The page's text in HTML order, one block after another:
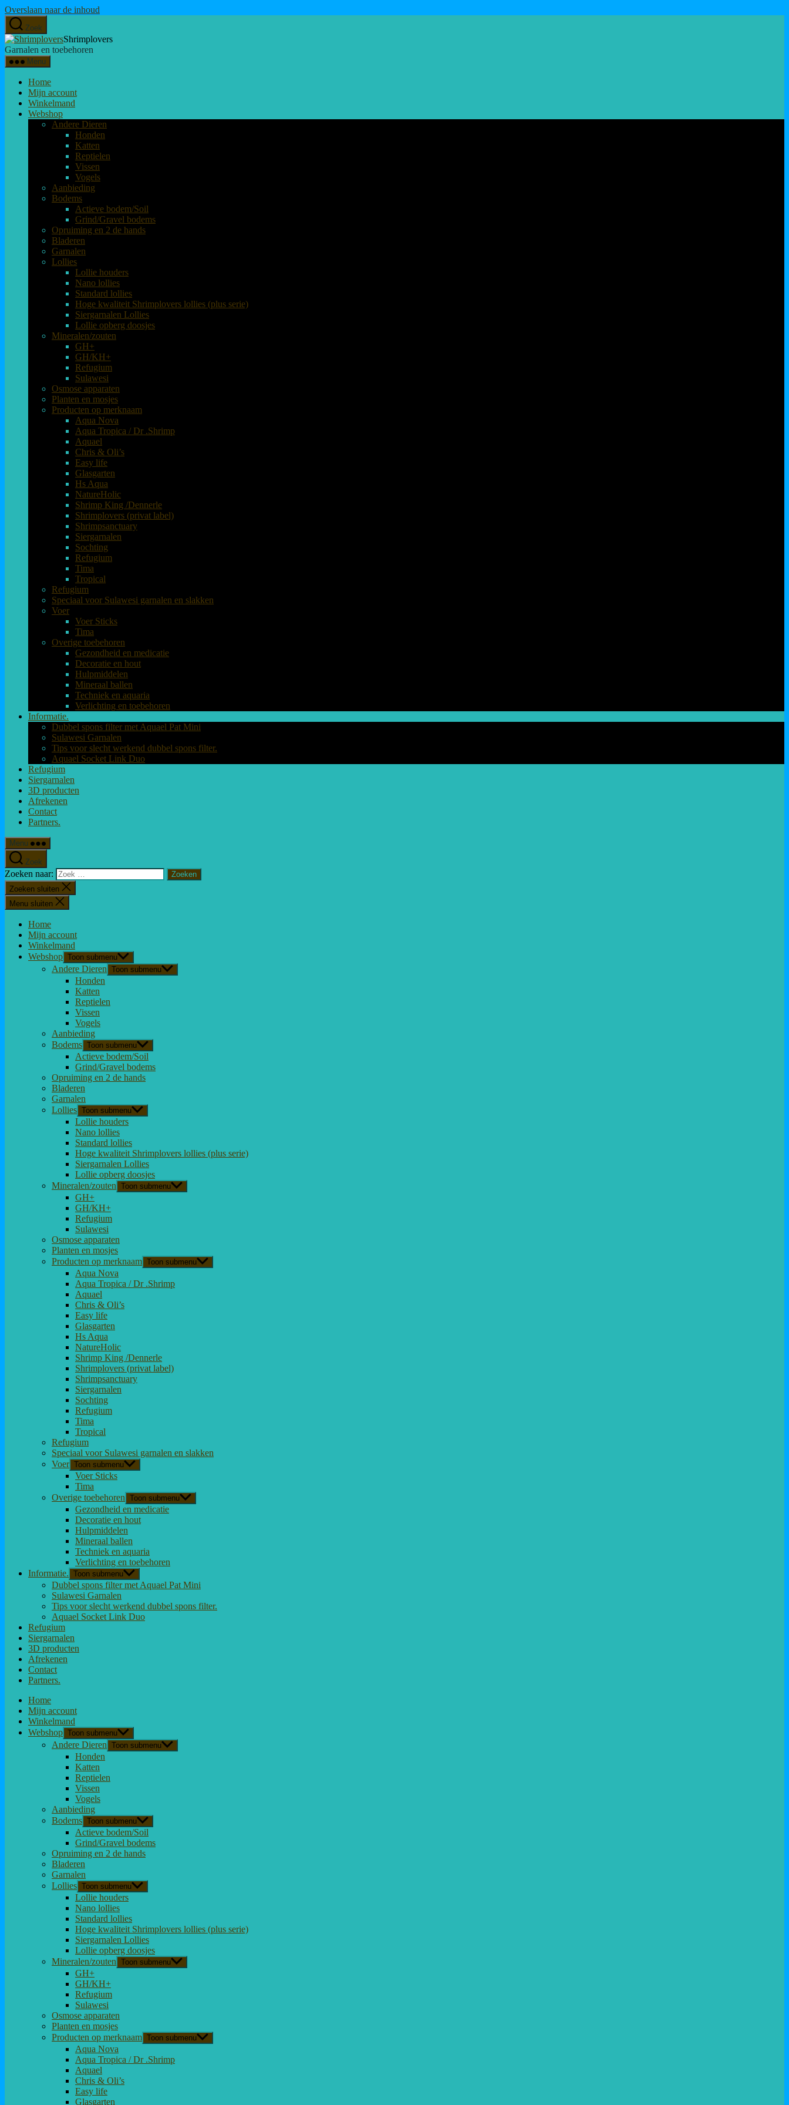
Overslaan naar de inhoud
Zoek
Shrimplovers
Garnalen en toebehoren
Menu
Home
Mijn account
Winkelmand
Webshop
Andere Dieren
Honden
Katten
Reptielen
Vissen
Vogels
Aanbieding
Bodems
Actieve bodem/Soil
Grind/Gravel bodems
Opruiming en 2 de hands
Bladeren
Garnalen
Lollies
Lollie houders
Nano lollies
Standard lollies
Hoge kwaliteit Shrimplovers lollies (plus serie)
Siergarnalen Lollies
Lollie opberg doosjes
Mineralen/zouten
GH+
GH/KH+
Refugium
Sulawesi
Osmose apparaten
Planten en mosjes
Producten op merknaam
Aqua Nova
Aqua Tropica / Dr .Shrimp
Aquael
Chris & Oli’s
Easy life
Glasgarten
Hs Aqua
NatureHolic
Shrimp King /Dennerle
Shrimplovers (privat label)
Shrimpsanctuary
Siergarnalen
Sochting
Refugium
Tima
Tropical
Refugium
Speciaal voor Sulawesi garnalen en slakken
Voer
Voer Sticks
Tima
Overige toebehoren
Gezondheid en medicatie
Decoratie en hout
Hulpmiddelen
Mineraal ballen
Techniek en aquaria
Verlichting en toebehoren
Informatie.
Dubbel spons filter met Aquael Pat Mini
Sulawesi Garnalen
Tips voor slecht werkend dubbel spons filter.
Aquael Socket Link Duo
Refugium
Siergarnalen
3D producten
Afrekenen
Contact
Partners.
Menu
Zoek
Zoeken naar:
Zoeken sluiten
Menu sluiten
Home
Mijn account
Winkelmand
Webshop Toon submenu
Andere Dieren Toon submenu
Honden
Katten
Reptielen
Vissen
Vogels
Aanbieding
Bodems Toon submenu
Actieve bodem/Soil
Grind/Gravel bodems
Opruiming en 2 de hands
Bladeren
Garnalen
Lollies Toon submenu
Lollie houders
Nano lollies
Standard lollies
Hoge kwaliteit Shrimplovers lollies (plus serie)
Siergarnalen Lollies
Lollie opberg doosjes
Mineralen/zouten Toon submenu
GH+
GH/KH+
Refugium
Sulawesi
Osmose apparaten
Planten en mosjes
Producten op merknaam Toon submenu
Aqua Nova
Aqua Tropica / Dr .Shrimp
Aquael
Chris & Oli’s
Easy life
Glasgarten
Hs Aqua
NatureHolic
Shrimp King /Dennerle
Shrimplovers (privat label)
Shrimpsanctuary
Siergarnalen
Sochting
Refugium
Tima
Tropical
Refugium
Speciaal voor Sulawesi garnalen en slakken
Voer Toon submenu
Voer Sticks
Tima
Overige toebehoren Toon submenu
Gezondheid en medicatie
Decoratie en hout
Hulpmiddelen
Mineraal ballen
Techniek en aquaria
Verlichting en toebehoren
Informatie. Toon submenu
Dubbel spons filter met Aquael Pat Mini
Sulawesi Garnalen
Tips voor slecht werkend dubbel spons filter.
Aquael Socket Link Duo
Refugium
Siergarnalen
3D producten
Afrekenen
Contact
Partners.
Home
Mijn account
Winkelmand
Webshop Toon submenu
Andere Dieren Toon submenu
Honden
Katten
Reptielen
Vissen
Vogels
Aanbieding
Bodems Toon submenu
Actieve bodem/Soil
Grind/Gravel bodems
Opruiming en 2 de hands
Bladeren
Garnalen
Lollies Toon submenu
Lollie houders
Nano lollies
Standard lollies
Hoge kwaliteit Shrimplovers lollies (plus serie)
Siergarnalen Lollies
Lollie opberg doosjes
Mineralen/zouten Toon submenu
GH+
GH/KH+
Refugium
Sulawesi
Osmose apparaten
Planten en mosjes
Producten op merknaam Toon submenu
Aqua Nova
Aqua Tropica / Dr .Shrimp
Aquael
Chris & Oli’s
Easy life
Glasgarten